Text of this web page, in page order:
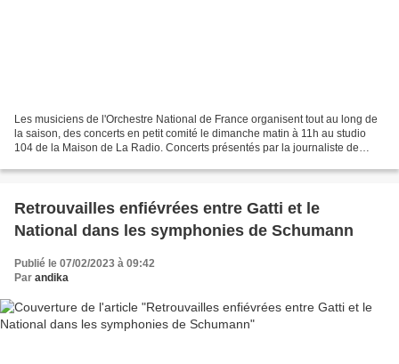
Les musiciens de l'Orchestre National de France organisent tout au long de
la saison, des concerts en petit comité le dimanche matin à 11h au studio
104 de la Maison de La Radio. Concerts présentés par la journaliste de
Retrouvailles enfiévrées entre Gatti et le
National dans les symphonies de Schumann
Publié le 07/02/2023 à 09:42
Par andika